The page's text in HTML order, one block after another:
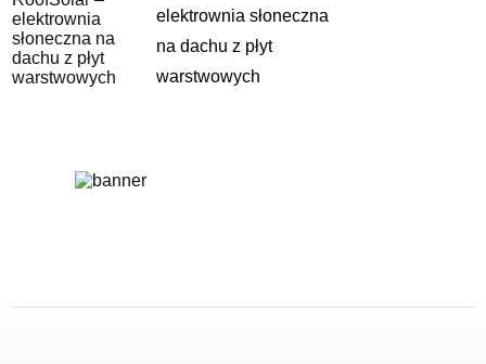
elektrownia słoneczna
na dachu z płyt
warstwowych